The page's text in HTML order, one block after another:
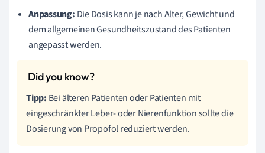
Anpassung: Die Dosis kann je nach Alter, Gewicht und
dem allgemeinen Gesundheitszustand des Patienten
angepasst werden.
Tipp: Bei älteren Patienten oder Patienten mit
eingeschränkter Leber- oder Nierenfunktion sollte die
Dosierung von Propofol reduziert werden.